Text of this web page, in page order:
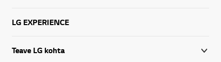
LG EXPERIENCE
Teave LG kohta